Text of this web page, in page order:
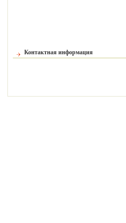
Контактная информация